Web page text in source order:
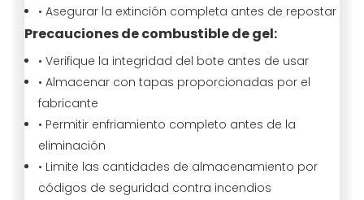
• Asegurar la extinción completa antes de repostar
Precauciones de combustible de gel:
• Verifique la integridad del bote antes de usar
• Almacenar con tapas proporcionadas por el
fabricante
• Permitir enfriamiento completo antes de la
eliminación
• Limite las cantidades de almacenamiento por
códigos de seguridad contra incendios